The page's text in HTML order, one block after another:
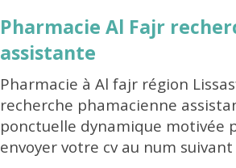
Pharmacie Al Fajr
assistante
Pharmacie à Al fajr région
recherche phamacienne
ponctuelle dynamique motivée
envoyer votre cv au num